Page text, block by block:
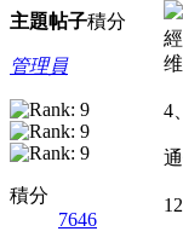
主題帖子積分
管理員
積分
7646
4